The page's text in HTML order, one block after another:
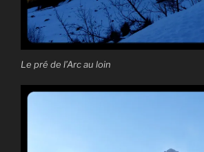
Le pré de l’Arc au loin